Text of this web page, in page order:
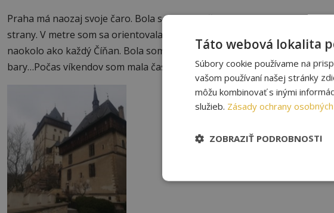
Praha má naozaj svoje čaro. Bola som v nej už mnohokrát ako turista,
strany. V metre som sa orientovala ako profík, vyhýbala som sa
naokolo ako každý Číňan. Bola som tak „napoly“ miestna. Zbožňovala
bary…Počas víkendov som mala čas navštíviť aj iné miesta, či už Český
Táto webová lokalita
Súbory cookie používame na
vašom používaní našej stránky
môžu kombinovať s inými
služieb. Zásady ochrany
ZOBRAZIŤ PODROBNOSTI